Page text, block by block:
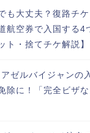
も大丈夫？復路チケ
航空券で入国する4
ト・捨てチケ解説】
ゼルバイジャンの
除に！「完全ビザな